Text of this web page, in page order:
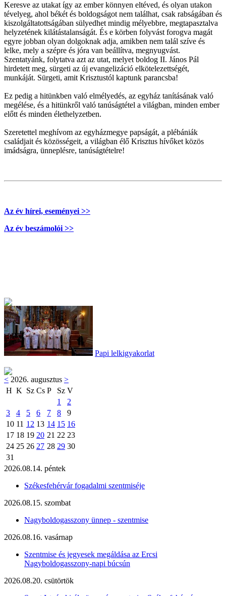
Keresve az utakat így az ember könnyen eltéved, és olyan utakon
tévelyeg, ahol békét és boldogságot nem találhat, csak rabságában és
kiszolgáltatottságában sülyedhet mindig mélyebbre, megtapasztalva
helyzetének kilátástalanságát. És e körben folyvást forogva magát
egyre jobban olyan dolgoknak adja, amikben nem talál szíve és
lelke, mely a szépre és jóra van beállítva, megnyugvást.
Szentatyánk, folytatva azt az utat, melyet boldog II. János Pál
hirdetett meg, sürgeti az új evangelizáció elkötelezettségét,
munkáját. Sürgeti, amit Krisztustól kaptunk parancsba!
Ez pedig a hitünkben való elmélyedés, az egyház tanításának való
megélése, és a hitünkről való tanúságtétel a világban, minden ember
előtt és minden élethelyzetben.
Szeretettel meghívom az egyházmegye papságát, a plébániák
családjait és közösségeit, a világban élő Krisztus hívőket közös
imádságra, ünneplésre, tanúságtételre!
Az év hírei, eseményei >>
Az év beszámolói >>
Papi lelkigyakorlat
< 2026. augusztus >
H K Sz Cs P Sz V
1
2
3
4 5 6 7 8
9
10 11 12 13 14 15 16
17 18 19 20 21 22 23
24 25 26 27 28 29 30
31
2026.08.14. péntek
Székesfehérvár fogadalmi szentmiséje
2026.08.15. szombat
Nagyboldogasszony ünnep - szentmise
2026.08.16. vasárnap
Szentmise és jegyesek megáldása az Ercsi
Nagyboldogasszony-napi búcsún
2026.08.20. csütörtök